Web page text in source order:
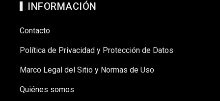
INFORMACIÓN
Contacto
Política de Privacidad y Protección de Datos
Marco Legal del Sitio y Normas de Uso
Quiénes somos